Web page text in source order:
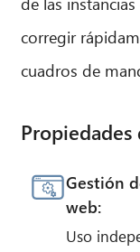
corregir
cuadros de
Gestión
web:
Uso